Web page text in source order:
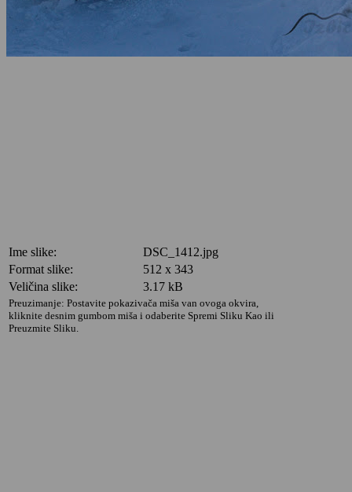
Ime slike:
DSC_1412.jpg
Format slike:
512 x 343
Veličina slike:
3.17 kB
Preuzimanje: Postavite pokazivača miša van ovoga okvira,
kliknite desnim gumbom miša i odaberite Spremi Sliku Kao ili
Preuzmite Sliku.